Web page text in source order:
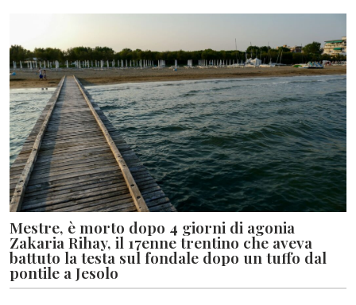
Mestre, è morto dopo 4 giorni di agonia
Zakaria Rihay, il 17enne trentino che aveva
battuto la testa sul fondale dopo un tuffo dal
pontile a Jesolo